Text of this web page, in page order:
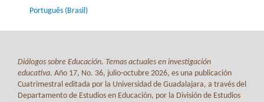
Português (Brasil)
Diálogos sobre Educación. Temas actuales en investigación
educativa. Año 17, No. 36, julio-octubre 2026, es una publicación
Cuatrimestral editada por la Universidad de Guadalajara, a través del
Departamento de Estudios en Educación, por la División de Estudios